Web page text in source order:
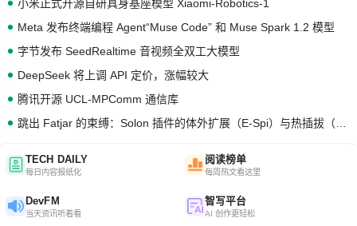
小米正式开源自研具身基座模型 Xiaomi-Robotics-1
Meta 发布终端编程 Agent“Muse Code” 和 Muse Spark 1.2 模型
字节发布 SeedRealtime 音视频全双工大模型
DeepSeek 将上调 API 定价，涨幅较大
腾讯开源 UCL-MPComm 通信库
TECH DAILY
每日内容报纸化
阅读榜单
每周热文看这里
DevFM
当天资讯听着看
智写平台
AI 创作更轻松